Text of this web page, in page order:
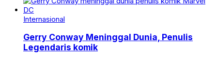
Internasional
Gerry Conway Meninggal Dunia, Penulis
Legendaris komik